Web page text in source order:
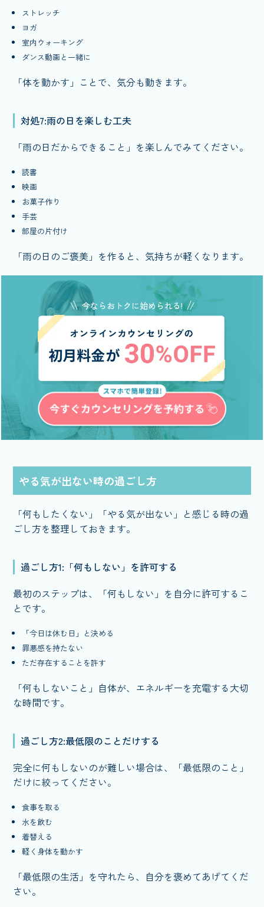
ストレッチ
ヨガ
室内ウォーキング
ダンス動画と一緒に
「体を動かす」ことで、気分も動きます。
対処7:雨の日を楽しむ工夫
「雨の日だからできること」を楽しんでみてください。
読書
映画
お菓子作り
手芸
部屋の片付け
「雨の日のご褒美」を作ると、気持ちが軽くなります。
今ならおトクに始められる!
やる気が出ない時の過ごし方
「何もしたくない」「やる気が出ない」と感じる時の過
ごし方を整理しておきます。
過ごし方1:「何もしない」を許可する
最初のステップは、「何もしない」を自分に許可するこ
とです。
「今日は休む日」と決める
罪悪感を持たない
ただ存在することを許す
「何もしないこと」自体が、エネルギーを充電する大切
な時間です。
過ごし方2:最低限のことだけする
完全に何もしないのが難しい場合は、「最低限のこと」
だけに絞ってください。
食事を取る
水を飲む
着替える
軽く身体を動かす
「最低限の生活」を守れたら、自分を褒めてあげてくだ
さい。